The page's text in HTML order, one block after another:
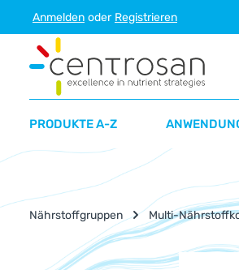
Hauptinhalt springen
Zur Suche springen
Zur Hauptnavigation springen
Anmelden oder Registrieren
PRODUKTE A-Z
Nährstoffgruppen Multi-
Bildergalerie überspringen